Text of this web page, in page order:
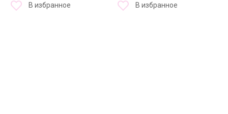
В избранное В избранное